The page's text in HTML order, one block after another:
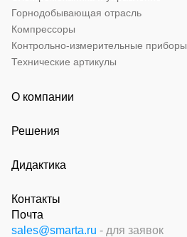
Горнодобывающая отрасль
Компрессоры
Контрольно-измерительные приборы
Технические артикулы
О компании
Решения
Дидактика
Контакты
Почта
sales@smarta.ru - для заявок